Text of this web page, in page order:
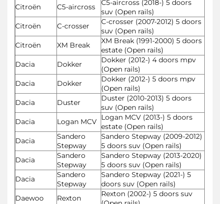
Citroën
C5-aircross
C5-aircross (2018-) 5 doors
suv (Open rails)
Citroën
C-crosser
C-crosser (2007-2012) 5 doors
suv (Open rails)
Citroën
XM Break
XM Break (1991-2000) 5 doors
estate (Open rails)
Dacia
Dokker
Dokker (2012-) 4 doors mpv
(Open rails)
Dacia
Dokker
Dokker (2012-) 5 doors mpv
(Open rails)
Dacia
Duster
Duster (2010-2013) 5 doors
suv (Open rails)
Dacia
Logan MCV Logan MCV (2013-) 5 doors
estate (Open rails)
Dacia
Sandero
Stepway
Sandero Stepway (2009-2012)
5 doors suv (Open rails)
Dacia
Sandero
Stepway
Sandero Stepway (2013-2020)
5 doors suv (Open rails)
Dacia
Sandero
Stepway
Sandero Stepway (2021-) 5
doors suv (Open rails)
Daewoo
Rexton
Rexton (2002-) 5 doors suv